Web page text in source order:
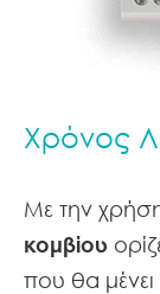
Χρόνος
Με την
κομβίου
που θα